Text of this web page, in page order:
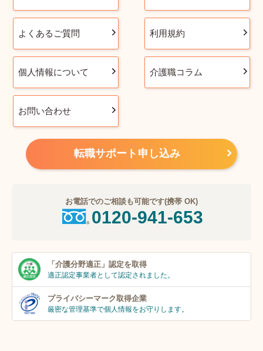
よくあるご質問 利用規約
個人情報について 介護職コラム
お問い合わせ
転職サポート申し込み
お電話でのご相談も可能です(携帯 OK)
0120-941-653
「介護分野適正」 認定を取得
適正認定事業者として認定されました。
プライバシーマーク取得企業
厳密な管理基準で個人情報をお守りします。